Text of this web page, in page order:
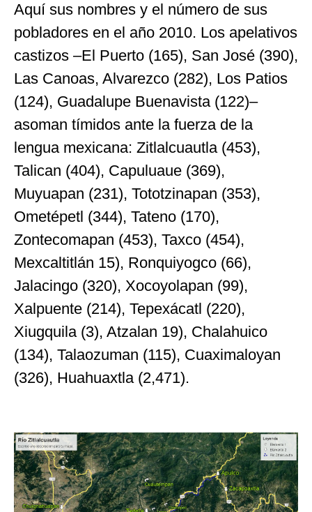
Aquí sus nombres y el número de sus
pobladores en el año 2010. Los apelativos
castizos –El Puerto (165), San José (390),
Las Canoas, Alvarezco (282), Los Patios
(124), Guadalupe Buenavista (122)–
asoman tímidos ante la fuerza de la
lengua mexicana: Zitlalcuautla (453),
Talican (404), Capuluaue (369),
Muyuapan (231), Tototzinapan (353),
Ometépetl (344), Tateno (170),
Zontecomapan (453), Taxco (454),
Mexcaltitlán 15), Ronquiyogco (66),
Jalacingo (320), Xocoyolapan (99),
Xalpuente (214), Tepexácatl (220),
Xiugquila (3), Atzalan 19), Chalahuico
(134), Talaozuman (115), Cuaximaloyan
(326), Huahuaxtla (2,471).